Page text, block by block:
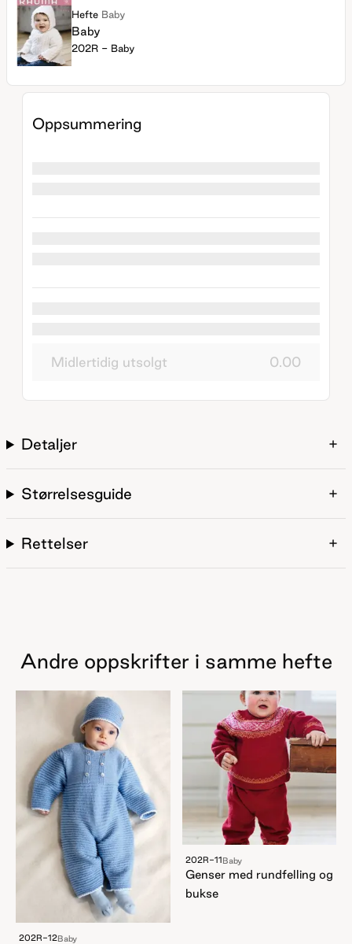
Hefte Baby
Baby
202R - Baby
Oppsummering
Midlertidig utsolgt 0.00
Detaljer
Størrelsesguide
Rettelser
Andre oppskrifter i samme hefte
202R-12Baby
202R-11 Baby
Genser med rundfelling og
bukse